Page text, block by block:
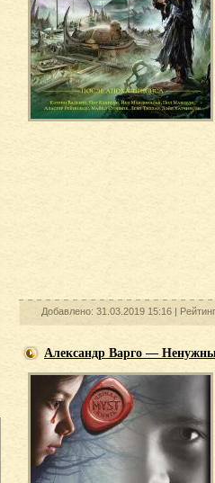
Добавлено: 31.03.2019 15:16 |
Александр Варго —